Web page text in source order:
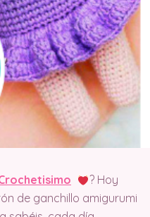
? Hoy
de ganchillo amigurumi